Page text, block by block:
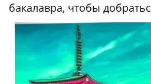
бакалавра, чтобы